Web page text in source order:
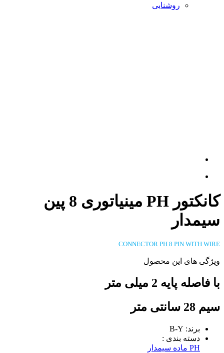
روشنایی
کانکتور PH مینیاتوری 8 پین
سیمدار
CONNECTOR PH 8 PIN WITH WIRE
ویژگی های این محصول
با فاصله پایه 2 میلی متر
سیم 28 سانتی متر
برند: B-Y
دسته بندی :
PH ماده سیمدار